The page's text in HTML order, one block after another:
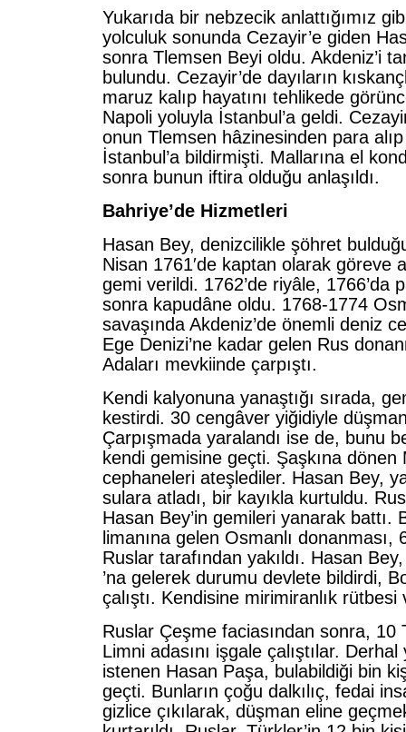
Yukarıda bir nebzecik anlattığımız
yolculuk sonunda Cezayir’e giden
sonra Tlemsen Beyi oldu. Akdeniz’i
bulundu. Cezayir’de dayıların
maruz kalıp hayatını tehlikede
Napoli yoluyla İstanbul’a geldi.
onun Tlemsen hâzinesinden para alıp
İstanbul’a bildirmişti. Mallarına el
sonra bunun iftira olduğu anlaşıldı.
Bahriye’de Hizmetleri
Hasan Bey, denizcilikle şöhret
Nisan 1761′de kaptan olarak göreve
gemi verildi. 1762’de riyâle, 1766’da
sonra kapudâne oldu. 1768-1774
savaşında Akdeniz’de önemli deniz
Ege Denizi’ne kadar gelen Rus
Adaları mevkiinde çarpıştı.
Kendi kalyonuna yanaştığı sırada,
kestirdi. 30 cengâver yiğidiyle
Çarpışmada yaralandı ise de, bunu
kendi gemisine geçti. Şaşkına dönen
cephaneleri ateşlediler. Hasan Bey,
sulara atladı, bir kayıkla kurtuldu.
Hasan Bey’in gemileri yanarak battı.
limanına gelen Osmanlı donanması,
Ruslar tarafından yakıldı. Hasan
’na gelerek durumu devlete bildirdi,
çalıştı. Kendisine mirimiranlık rütbesi
Ruslar Çeşme faciasından sonra, 10
Limni adasını işgale çalıştılar.
istenen Hasan Paşa, bulabildiği bin
geçti. Bunların çoğu dalkılıç, fedai
gizlice çıkılarak, düşman eline